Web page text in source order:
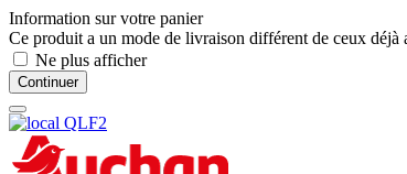
Information sur votre panier
Ce produit a un mode de livraison différent de ceux déjà
Ne plus afficher
Continuer